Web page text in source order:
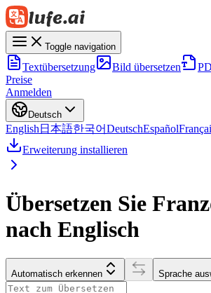
Toggle navigation
Textübersetzung Bild übersetzen
Preise
Anmelden
Deutsch
English 日本語한국어DeutschEspañol
Erweiterung installieren
Übersetzen Sie
nach Englisch
Automatisch erkennen Sprache